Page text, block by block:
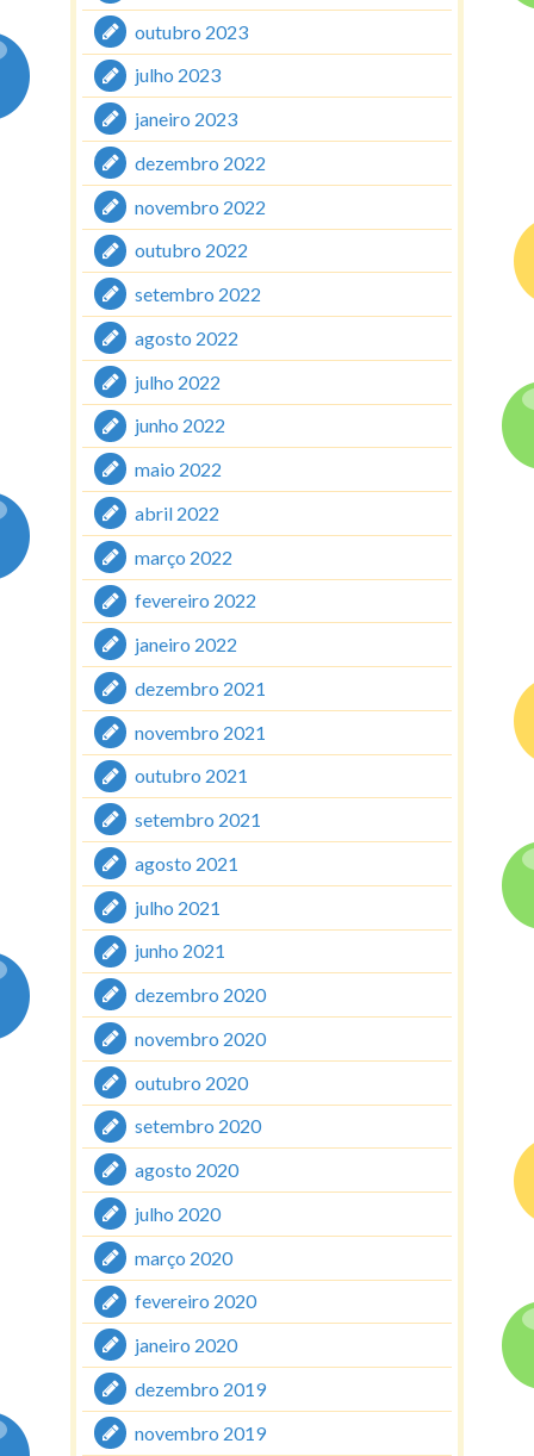
outubro 2023
julho 2023
janeiro 2023
dezembro 2022
novembro 2022
outubro 2022
setembro 2022
agosto 2022
julho 2022
junho 2022
maio 2022
abril 2022
março 2022
fevereiro 2022
janeiro 2022
dezembro 2021
novembro 2021
outubro 2021
setembro 2021
agosto 2021
julho 2021
junho 2021
dezembro 2020
novembro 2020
outubro 2020
setembro 2020
agosto 2020
julho 2020
março 2020
fevereiro 2020
janeiro 2020
dezembro 2019
novembro 2019